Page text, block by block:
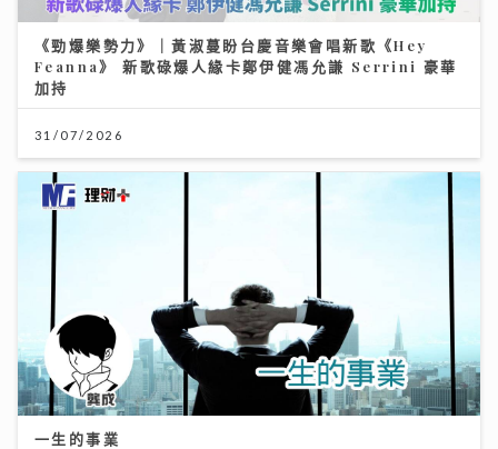
《勁爆樂勢力》｜黃淑蔓盼台慶音樂會唱新歌《Hey
Feanna》 新歌碌爆人緣卡鄭伊健馮允謙 Serrini 豪華
加持
31/07/2026
一生的事業